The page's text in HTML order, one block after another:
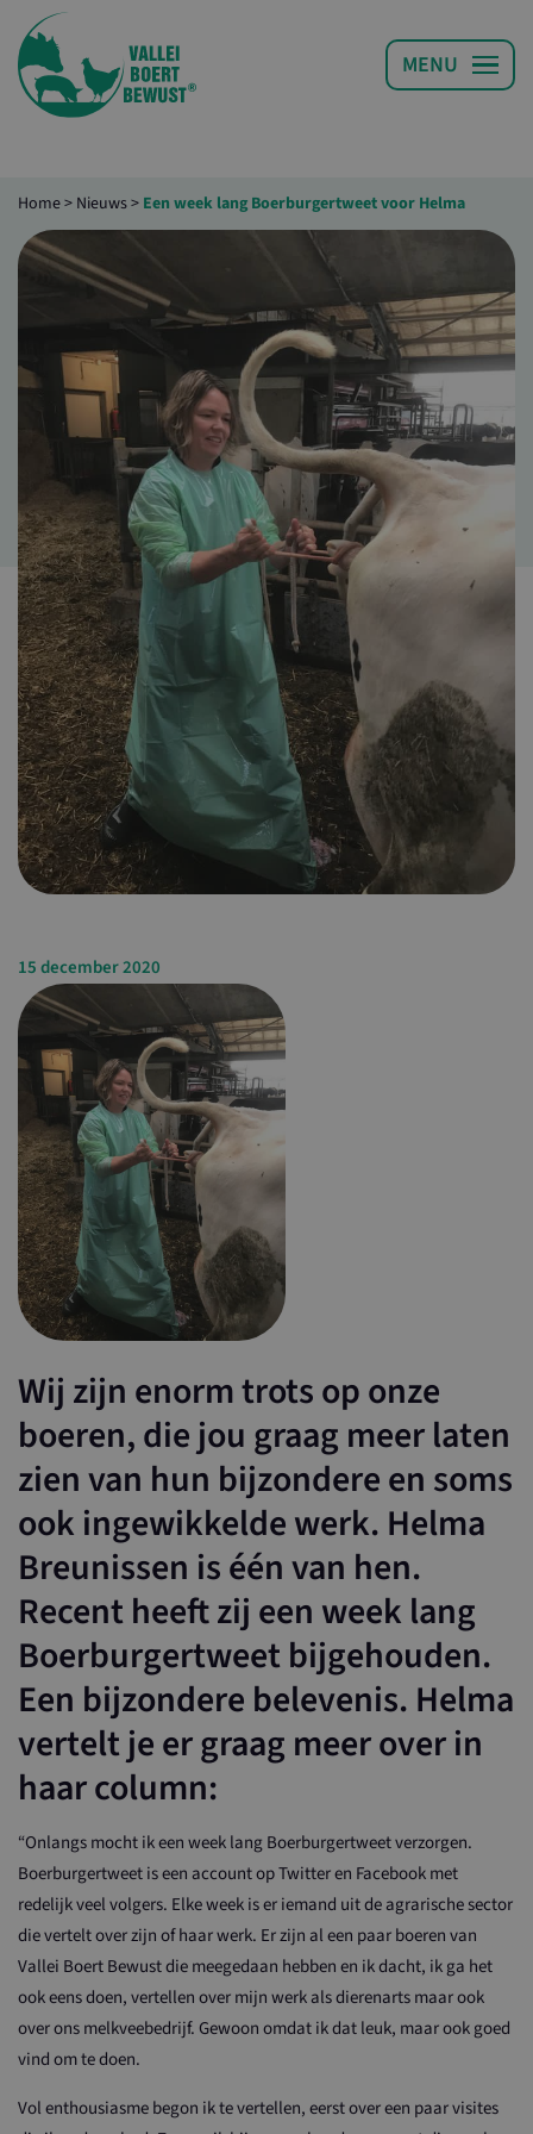
Home> Nieuws> Een week lang Boerburgertweet voor Helma
15 december 2020
Wij zijn enorm trots op onze
boeren, die jou graag meer laten
zien van hun bijzondere en soms
ook ingewikkelde werk. Helma
Breunissen is één van hen.
Recent heeft zij een week lang
Boerburgertweet bijgehouden.
Een bijzondere belevenis. Helma
vertelt je er graag meer over in
haar column:
“Onlangs mocht ik een week lang Boerburgertweet verzorgen.
Boerburgertweet is een account op Twitter en Facebook met
redelijk veel volgers. Elke week is er iemand uit de agrarische sector
die vertelt over zijn of haar werk. Er zijn al een paar boeren van
Vallei Boert Bewust die meegedaan hebben en ik dacht, ik ga het
ook eens doen, vertellen over mijn werk als dierenarts maar ook
over ons melkveebedrijf. Gewoon omdat ik dat leuk, maar ook goed
vind om te doen.
Vol enthousiasme begon ik te vertellen, eerst over een paar visites